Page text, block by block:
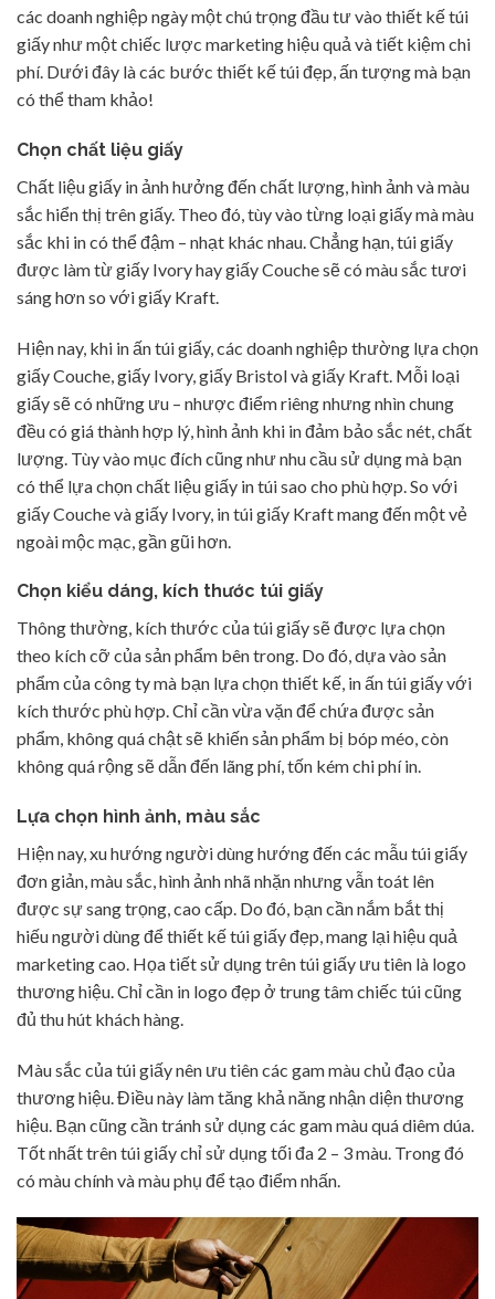
các doanh nghiệp ngày một chú trọng đầu tư vào thiết kế túi
giấy như một chiếc lược marketing hiệu quả và tiết kiệm chi
phí. Dưới đây là các bước thiết kế túi đẹp, ấn tượng mà bạn
có thể tham khảo!
Chọn chất liệu giấy
Chất liệu giấy in ảnh hưởng đến chất lượng, hình ảnh và màu
sắc hiển thị trên giấy. Theo đó, tùy vào từng loại giấy mà màu
sắc khi in có thể đậm – nhạt khác nhau. Chẳng hạn, túi giấy
được làm từ giấy Ivory hay giấy Couche sẽ có màu sắc tươi
sáng hơn so với giấy Kraft.
Hiện nay, khi in ấn túi giấy, các doanh nghiệp thường lựa chọn
giấy Couche, giấy Ivory, giấy Bristol và giấy Kraft. Mỗi loại
giấy sẽ có những ưu – nhược điểm riêng nhưng nhìn chung
đều có giá thành hợp lý, hình ảnh khi in đảm bảo sắc nét, chất
lượng. Tùy vào mục đích cũng như nhu cầu sử dụng mà bạn
có thể lựa chọn chất liệu giấy in túi sao cho phù hợp. So với
giấy Couche và giấy Ivory, in túi giấy Kraft mang đến một vẻ
ngoài mộc mạc, gần gũi hơn.
Chọn kiểu dáng, kích thước túi giấy
Thông thường, kích thước của túi giấy sẽ được lựa chọn
theo kích cỡ của sản phẩm bên trong. Do đó, dựa vào sản
phẩm của công ty mà bạn lựa chọn thiết kế, in ấn túi giấy với
kích thước phù hợp. Chỉ cần vừa vặn để chứa được sản
phẩm, không quá chật sẽ khiến sản phẩm bị bóp méo, còn
không quá rộng sẽ dẫn đến lãng phí, tốn kém chi phí in.
Lựa chọn hình ảnh, màu sắc
Hiện nay, xu hướng người dùng hướng đến các mẫu túi giấy
đơn giản, màu sắc, hình ảnh nhã nhặn nhưng vẫn toát lên
được sự sang trọng, cao cấp. Do đó, bạn cần nắm bắt thị
hiếu người dùng để thiết kế túi giấy đẹp, mang lại hiệu quả
marketing cao. Họa tiết sử dụng trên túi giấy ưu tiên là logo
thương hiệu. Chỉ cần in logo đẹp ở trung tâm chiếc túi cũng
đủ thu hút khách hàng.
Màu sắc của túi giấy nên ưu tiên các gam màu chủ đạo của
thương hiệu. Điều này làm tăng khả năng nhận diện thương
hiệu. Bạn cũng cần tránh sử dụng các gam màu quá diêm dúa.
Tốt nhất trên túi giấy chỉ sử dụng tối đa 2 – 3 màu. Trong đó
có màu chính và màu phụ để tạo điểm nhấn.